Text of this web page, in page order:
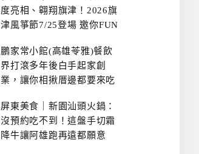
度亮相、翱翔旗津！2026旗
津風箏節7/25登場 邀你FUN
鵬家常小館(高雄苓雅)餐飲
界打滾多年後白手起家創
業，讓你相揪厝邊都要來吃
屏東美食｜新園汕頭火鍋：
沒預約吃不到！這盤手切霜
降牛讓阿雄跑再遠都願意